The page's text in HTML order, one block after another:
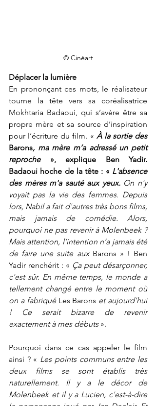
© Cinéart
Déplacer la lumière
En prononçant ces mots, le réalisateur
tourne la tête vers sa coréalisatrice
Mokhtaria Badaoui, qui s’avère être sa
propre mère et sa source d’inspiration
pour l’écriture du film. «
À la sortie des
Barons, ma mère m’a adressé un petit
reproche », explique Ben Yadir.
Badaoui hoche de la tête : « L'absence
des mères m'a sauté aux yeux. On n'y
voyait pas la vie des femmes. Depuis
lors, Nabil a fait d'autres très bons films,
mais jamais de comédie. Alors,
pourquoi ne pas revenir à Molenbeek ?
Mais attention, l’intention n’a jamais été
de faire une suite aux Barons » ! Ben
Yadir renchérit : « Ça peut désarçonner,
c'est sûr. En même temps, le monde a
tellement changé entre le moment où
on a fabriqué Les Barons et aujourd'hui
! Ce serait bizarre de revenir
exactement à mes débuts ».
Pourquoi dans ce cas appeler le film
ainsi ? « Les points communs entre les
deux films se sont établis très
naturellement. Il y a le décor de
Molenbeek et il y a Lucien, c'est-à-dire